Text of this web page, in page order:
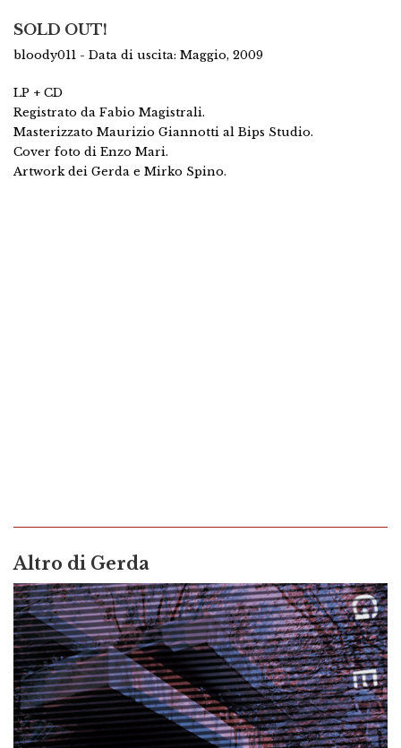
SOLD OUT!
bloody011 - Data di uscita: Maggio, 2009
LP + CD
Registrato da Fabio Magistrali.
Masterizzato Maurizio Giannotti al Bips Studio.
Cover foto di Enzo Mari.
Artwork dei Gerda e Mirko Spino.
Altro di Gerda